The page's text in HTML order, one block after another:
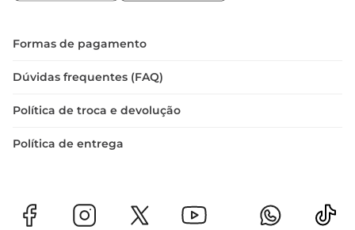
A Ducha Bella Lorenzetti Ultra 4T é mais do que
Formas de pagamento
Dúvidas frequentes (FAQ)
Política de troca e devolução
Política de entrega